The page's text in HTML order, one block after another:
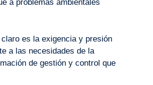
a problemas ambientales
es la exigencia y presión
a las necesidades de la
de gestión y control que